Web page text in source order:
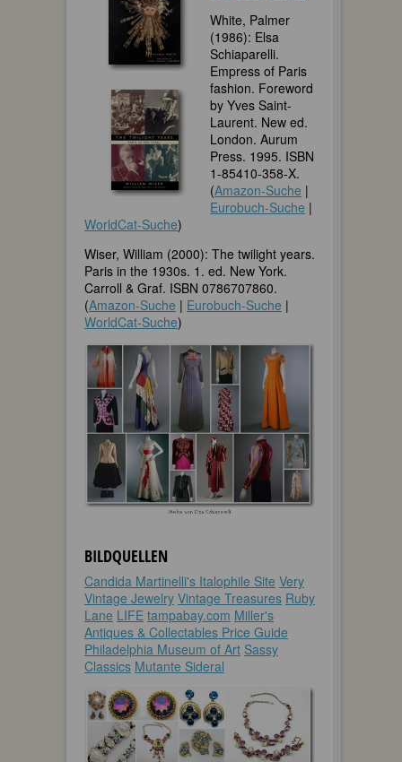
White, Palmer
(1986): Elsa
Schiaparelli.
Empress of Paris
fashion. Foreword
by Yves Saint-
Laurent. New ed.
London. Aurum
Press. 1995. ISBN
1-85410-358-X.
(Amazon-Suche |
Eurobuch-Suche |
WorldCat-Suche)
Wiser, William (2000): The twilight years.
Paris in the 1930s. 1. ed. New York.
Carroll & Graf. ISBN 0786707860.
(Amazon-Suche | Eurobuch-Suche |
WorldCat-Suche)
BILDQUELLEN
Candida Martinelli's Italophile Site Very
Vintage Jewelry Vintage Treasures Ruby
Lane LIFE tampabay.com Miller's
Antiques & Collectables Price Guide
Philadelphia Museum of Art Sassy
Classics Mutante Sideral